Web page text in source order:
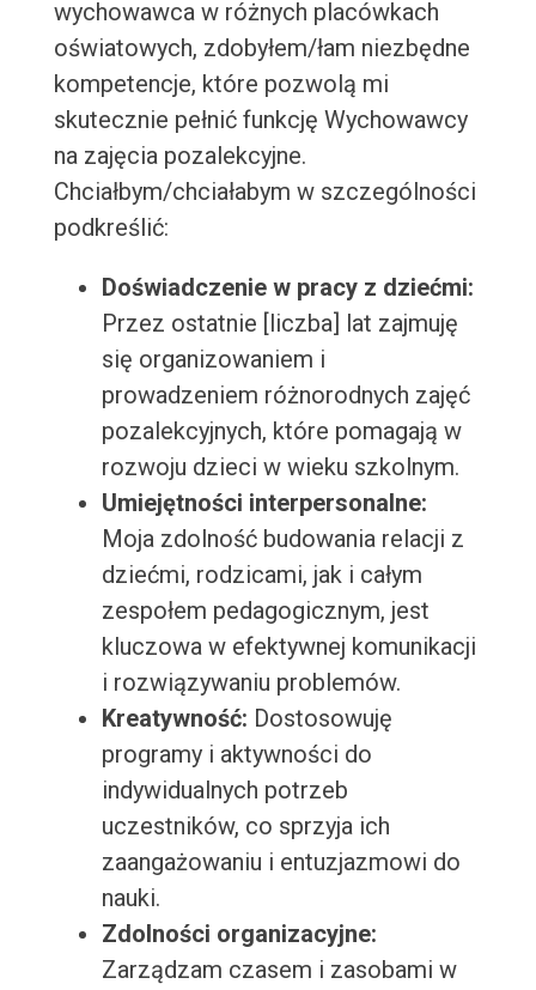
wychowawca w różnych placówkach
oświatowych, zdobyłem/łam niezbędne
kompetencje, które pozwolą mi
skutecznie pełnić funkcję Wychowawcy
na zajęcia pozalekcyjne.
Chciałbym/chciałabym w szczególności
podkreślić:
Doświadczenie w pracy z dziećmi:
Przez ostatnie [liczba] lat zajmuję
się organizowaniem i
prowadzeniem różnorodnych zajęć
pozalekcyjnych, które pomagają w
rozwoju dzieci w wieku szkolnym.
Umiejętności interpersonalne:
Moja zdolność budowania relacji z
dziećmi, rodzicami, jak i całym
zespołem pedagogicznym, jest
kluczowa w efektywnej komunikacji
i rozwiązywaniu problemów.
Kreatywność: Dostosowuję
programy i aktywności do
indywidualnych potrzeb
uczestników, co sprzyja ich
zaangażowaniu i entuzjazmowi do
nauki.
Zdolności organizacyjne:
Zarządzam czasem i zasobami w